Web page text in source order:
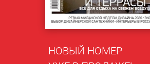
НОВЫЙ НОМЕР